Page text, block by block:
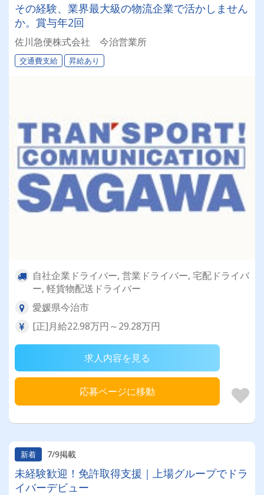
その経験、業界最大級の物流企業で活かしません
か。賞与年2回
佐川急便株式会社 今治営業所
交通費支給 昇給あり
自社企業ドライバー, 営業ドライバー, 宅配ドライバ
ー, 軽貨物配送ドライバー
愛媛県今治市
[正]月給22.98万円～29.28万円
求人内容を見る
応募ページに移動
新着 7/9掲載
未経験歓迎！免許取得支援｜上場グループでドラ
イバーデビュー